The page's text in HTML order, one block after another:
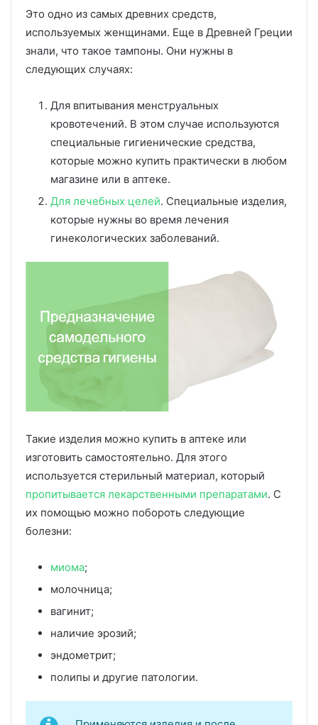
Это одно из самых древних средств,
используемых женщинами. Еще в Древней Греции
знали, что такое тампоны. Они нужны в
следующих случаях:
Для впитывания менструальных
кровотечений. В этом случае используются
специальные гигиенические средства,
которые можно купить практически в любом
магазине или в аптеке.
Для лечебных целей. Специальные изделия,
которые нужны во время лечения
гинекологических заболеваний.
Такие изделия можно купить в аптеке или
изготовить самостоятельно. Для этого
используется стерильный материал, который
пропитывается лекарственными препаратами. С
их помощью можно побороть следующие
болезни:
миома;
молочница;
вагинит;
наличие эрозий;
эндометрит;
полипы и другие патологии.